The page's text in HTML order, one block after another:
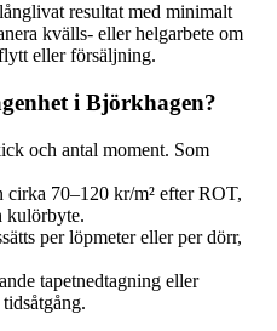
resultat med minimalt
kvälls- eller helgarbete om
eller försäljning.
i Björkhagen?
och antal moment. Som
70–120 kr/m² efter ROT,
kulörbyte.
per löpmeter eller per dörr,
tapetnedtagning eller